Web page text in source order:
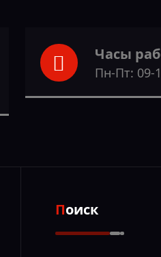
Часы
Пн-Пт: 09-
Поиск